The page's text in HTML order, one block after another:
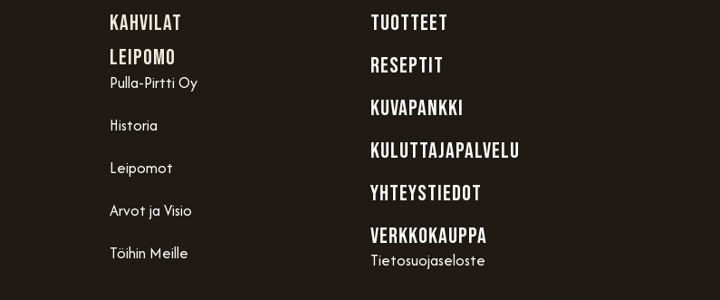
Kahvilat
Leipomo
Pulla-Pirtti Oy
Historia
Leipomot
Arvot ja Visio
Töihin Meille
TUOTTEET
RESEPTIT
KUVAPANKKI
KULUTTAJAPALVELU
YHTEYSTIEDOT
VERKKOKAUPPA
Tietosuojaseloste